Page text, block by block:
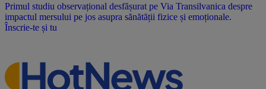
Primul studiu observațional desfășurat pe Via Transilvanica despre
impactul mersului pe jos asupra sănătății fizice și emoționale.
Înscrie-te și tu